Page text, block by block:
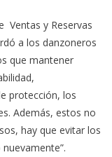
Ventas y Reservas
a los danzoneros
que mantener
protección, los
Además, estos no
hay que evitar los